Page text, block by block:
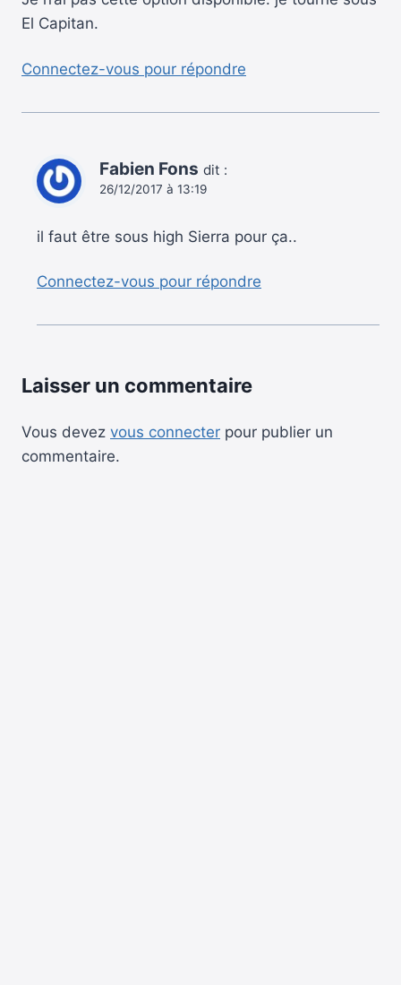
El Capitan.
Connectez-vous pour répondre
Fabien Fons dit :
26/12/2017 à 13:19
il faut être sous high Sierra pour ça..
Connectez-vous pour répondre
Laisser un commentaire
Vous devez vous connecter pour publier un
commentaire.